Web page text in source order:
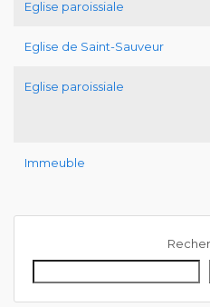
Eglise paroissiale
Eglise de Saint-Sauveur
Eglise paroissiale
Immeuble